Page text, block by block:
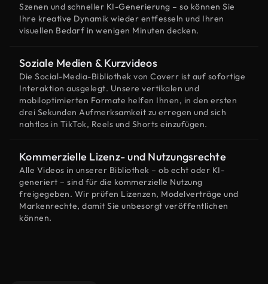
Szenen und schneller KI-Generierung – so können Sie
Ihre kreative Dynamik wieder entfesseln und Ihren
visuellen Bedarf in wenigen Minuten decken.
Soziale Medien & Kurzvideos
Die Social-Media-Bibliothek von Coverr ist auf sofortige
Interaktion ausgelegt. Unsere vertikalen und
mobiloptimierten Formate helfen Ihnen, in den ersten
drei Sekunden Aufmerksamkeit zu erregen und sich
nahtlos in TikTok, Reels und Shorts einzufügen.
Kommerzielle Lizenz- und Nutzungsrechte
Alle Videos in unserer Bibliothek – ob echt oder KI-
generiert – sind für die kommerzielle Nutzung
freigegeben. Wir prüfen Lizenzen, Modelverträge und
Markenrechte, damit Sie unbesorgt veröffentlichen
können.